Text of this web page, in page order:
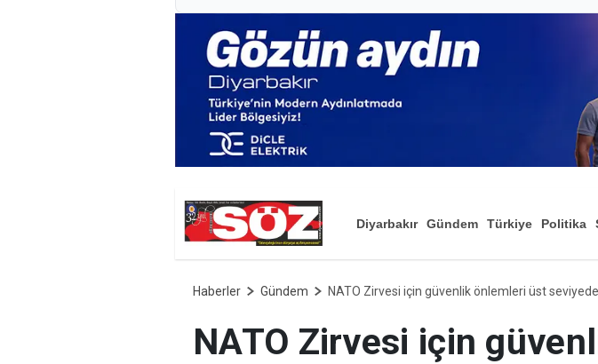
Diyarbakır Gündem Türkiye Politika
Haberler Gündem NATO Zirvesi için güvenlik önlemleri üst seviyede
NATO Zirvesi için